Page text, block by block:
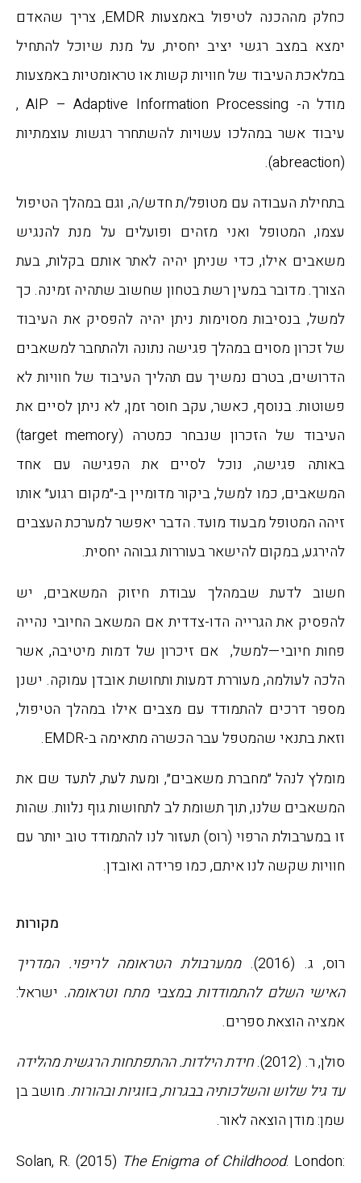
כחלק מההכנה לטיפול באמצעות EMDR, צריך שהאדם
ימצא במצב רגשי יציב יחסית, על מנת שיוכל להתחיל
במלאכת העיבוד של חוויות קשות או טראומטיות באמצעות
מודל ה- AIP – Adaptive Information Processing ,
עיבוד אשר במהלכו עשויות להשתחרר רגשות עוצמתיות
(abreaction).
בתחילת העבודה עם מטופל/ת חדש/ה, וגם במהלך הטיפול
עצמו, המטופל ואני מזהים ופועלים על מנת להנגיש
משאבים אילו, כדי שניתן יהיה לאתר אותם בקלות, בעת
הצורך. מדובר במעין רשת בטחון שחשוב שתהיה זמינה. כך
למשל, בנסיבות מסוימות ניתן יהיה להפסיק את העיבוד
של זכרון מסוים במהלך פגישה נתונה ולהתחבר למשאבים
הדרושים, בטרם נמשיך עם תהליך העיבוד של חוויות לא
פשוטות. בנוסף, כאשר, עקב חוסר זמן, לא ניתן לסיים את
העיבוד של הזכרון שנבחר כמטרה (target memory)
באותה פגישה, נוכל לסיים את הפגישה עם אחד
המשאבים, כמו למשל, ביקור מדומיין ב-״מקום רגוע״ אותו
זיהה המטופל מבעוד מועד. הדבר יאפשר למערכת העצבים
להירגע, במקום להישאר בעוררות גבוהה יחסית.
חשוב לדעת שבמהלך עבודת חיזוק המשאבים, יש
להפסיק את הגרייה הדו-צדדית אם המשאב החיובי נהייה
פחות חיובי—למשל, אם זיכרון של דמות מיטיבה, אשר
הלכה לעולמה, מעוררת דמעות ותחושת אובדן עמוקה. ישנן
מספר דרכים להתמודד עם מצבים אילו במהלך הטיפול,
וזאת בתנאי שהמטפל עבר הכשרה מתאימה ב-EMDR.
מומלץ לנהל ״מחברת משאבים״, ומעת לעת, לתעד שם את
המשאבים שלנו, תוך תשומת לב לתחושות גוף נלוות. שהות
זו במערבולת הרפוי (רוס) תעזור לנו להתמודד טוב יותר עם
חוויות שקשה לנו איתם, כמו פרידה ואובדן.
מקורות
רוס, ג. (2016).
ממערבולת הטראומה לריפוי. המדריך
האישי השלם להתמודדות במצבי מתח וטראומה. ישראל:
אמציה הוצאת ספרים.
סולן, ר. (2012).
חידת הילדות.ההתפתחות הרגשית מהלידה
עד גיל שלוש והשלכותיה בבגרות,בזוגיות ובהורות. מושב בן
שמן: מודן הוצאה לאור.
Solan, R. (2015) The Enigma of Childhood. London: